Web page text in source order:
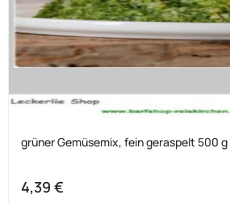
grüner Gemüsemix, fein geraspelt 500
4,39 €